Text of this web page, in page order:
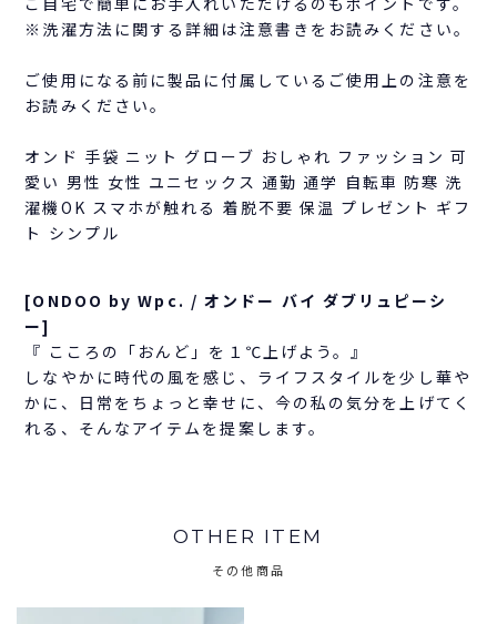
※洗濯方法に関する詳細は注意書きをお読みください。
ご使用になる前に製品に付属しているご使用上の注意を
お読みください。
オンド 手袋 ニット グローブ おしゃれ ファッション 可
愛い 男性 女性 ユニセックス 通勤 通学 自転車 防寒 洗
濯機OK スマホが触れる 着脱不要 保温 プレゼント ギフ
ト シンプル
[ONDOO by Wpc. / オンドー バイ ダブリュピーシ
ー]
『 こころの「おんど」を１℃上げよう。』
しなやかに時代の風を感じ、ライフスタイルを少し華や
かに、日常をちょっと幸せに、今の私の気分を上げてく
れる、そんなアイテムを提案します。
OTHER ITEM
その他商品